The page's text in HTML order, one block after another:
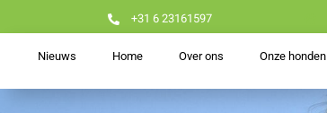
naar
inhoud
+31 6 23161597
Nieuws Home Over ons Onze honden